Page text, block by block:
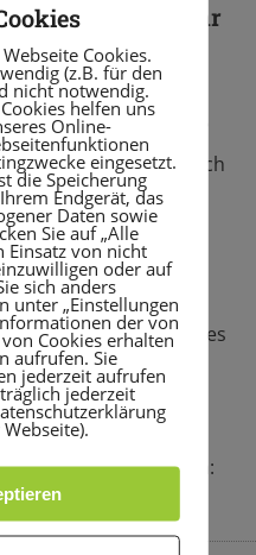
Soziales Jahr
Arbeitsplatz?
für den Sport auch
teamfähig und
für ein Freiwilliges
31.08.25).
Zeugnis an:
Cookies.
(z.B. für den
nicht notwendig.
helfen uns
Online-
eingesetzt.
die Speicherung
Endgerät, das
Daten sowie
Sie auf „Alle
Einsatz von nicht
oder auf
sich anders
unter „Einstellungen
der von
Cookies erhalten
aufrufen. Sie
jederzeit aufrufen
jederzeit